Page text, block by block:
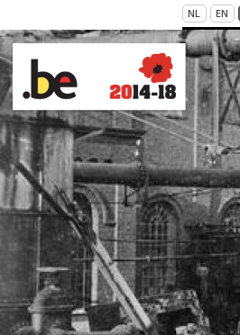
NL EN
VICTIMS